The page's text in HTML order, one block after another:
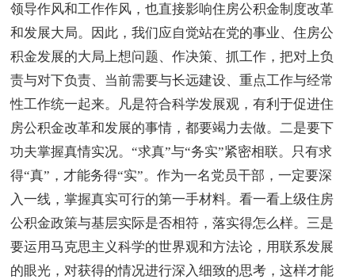
领导作风和工作作风，也直接影响住房公积金制度改革
和发展大局。因此，我们应自觉站在党的事业、住房公
积金发展的大局上想问题、作决策、抓工作，把对上负
责与对下负责、当前需要与长远建设、重点工作与经常
性工作统一起来。凡是符合科学发展观，有利于促进住
房公积金改革和发展的事情，都要竭力去做。二是要下
功夫掌握真情实况。“求真”与“务实”紧密相联。只有求
得“真”，才能务得“实”。作为一名党员干部，一定要深
入一线，掌握真实可行的第一手材料。看一看上级住房
公积金政策与基层实际是否相符，落实得怎么样。三是
要运用马克思主义科学的世界观和方法论，用联系发展
的眼光，对获得的情况进行深入细致的思考，这样才能